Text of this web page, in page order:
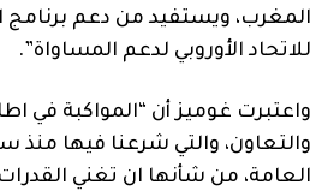
المغرب، ويستفيد من دعم برنامج
للاتحاد الأوروبي لدعم المساواة”.
واعتبرت غوميز أن “المواكبة في
والتعاون، والتي شرعنا فيها منذ
العامة، من شأنها ان تغني